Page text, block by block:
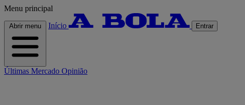
Menu principal
Abrir menu Início Entrar
Últimas Mercado Opinião